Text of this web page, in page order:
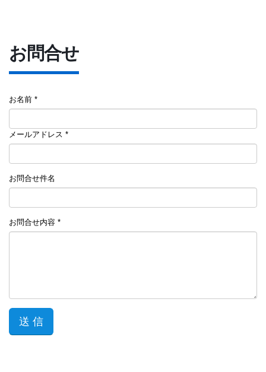
お問合せ
お名前 *
メールアドレス *
お問合せ件名
お問合せ内容 *